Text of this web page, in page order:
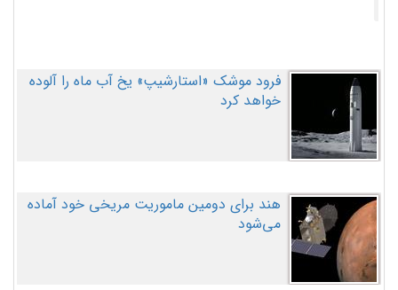
فرود موشک «استارشیپ» یخ آب ماه را آلوده
خواهد کرد
هند برای دومین ماموریت مریخی خود آماده
می‌شود